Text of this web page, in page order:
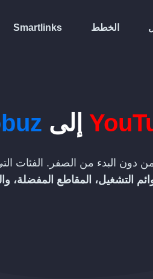
Smartlinks الخطط
إلى
دون البدء من الصفر. الفئات
التشغيل، المقاطع المفضلة،